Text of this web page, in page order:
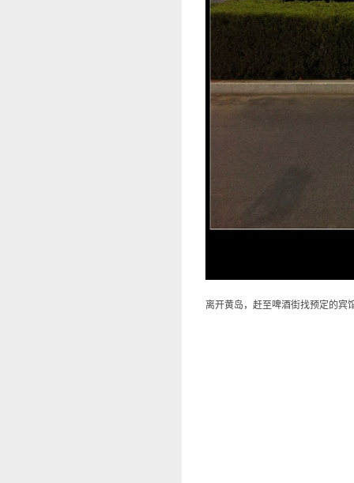
离开黄岛，赶至啤酒街找预定的宾